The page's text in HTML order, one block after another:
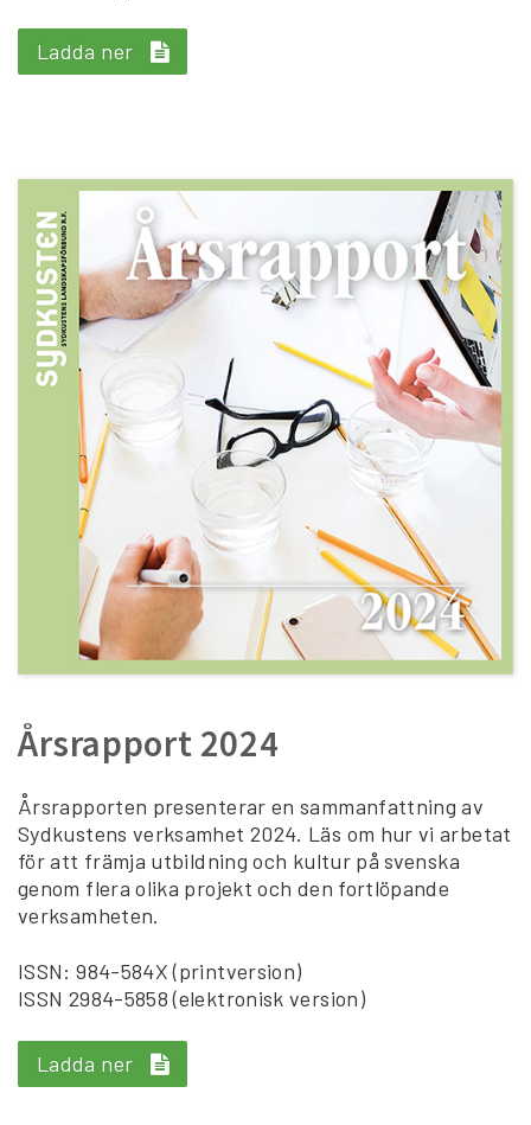
Ladda ner
Årsrapport 2024
Årsrapporten presenterar en sammanfattning av
Sydkustens verksamhet 2024. Läs om hur vi arbetat
för att främja utbildning och kultur på svenska
genom flera olika projekt och den fortlöpande
verksamheten.
ISSN: 984-584X (printversion)
ISSN 2984-5858 (elektronisk version)
Ladda ner